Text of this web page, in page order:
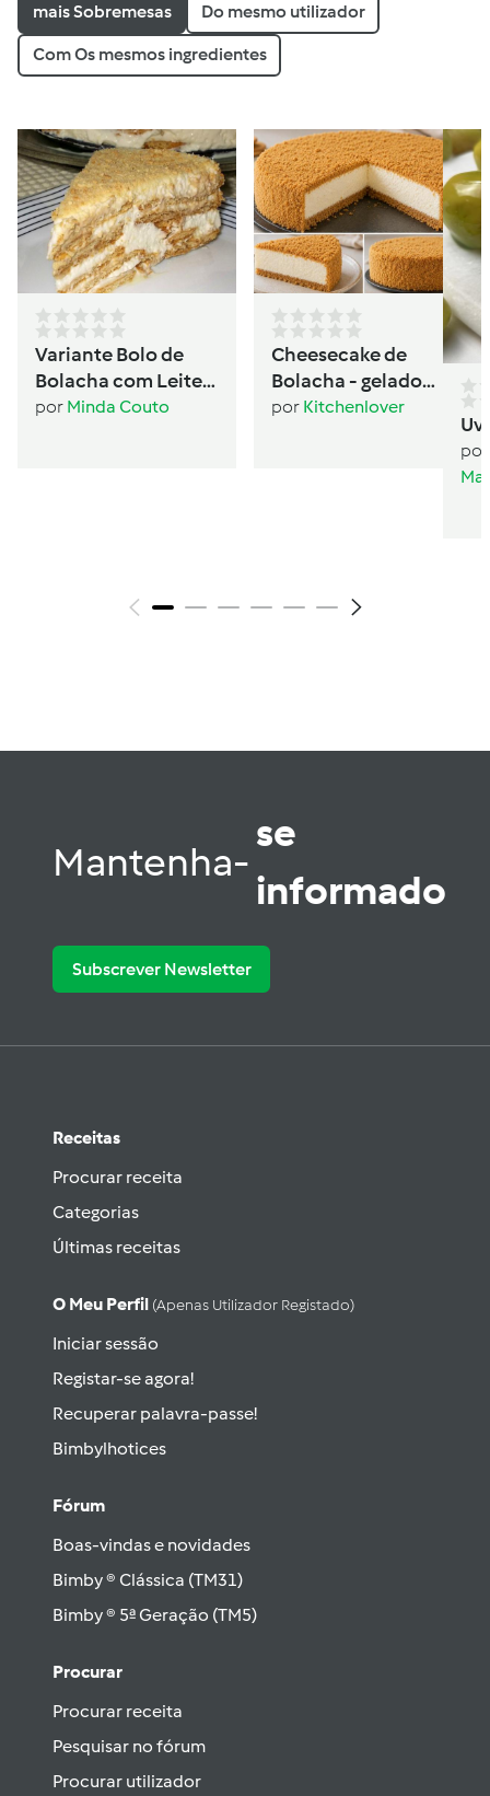
mais Sobremesas Do mesmo utilizador
Com Os mesmos ingredientes
Variante Bolo de
Bolacha com Leite
Condensado
por Minda Couto
Cheesecake de
Bolacha - gelado
sanduíche
por Kitchenlover
por
Mantenha-
se
informado
Subscrever Newsletter
Receitas
Procurar receita
Categorias
Últimas receitas
O Meu Perfil (apenas Utilizador Registado)
Iniciar sessão
Registar-se agora!
Recuperar palavra-passe!
Bimbylhotices
Fórum
Boas-vindas e novidades
Bimby ® Clássica (TM31)
Bimby ® 5ª Geração (TM5)
Procurar
Procurar receita
Pesquisar no fórum
Procurar utilizador